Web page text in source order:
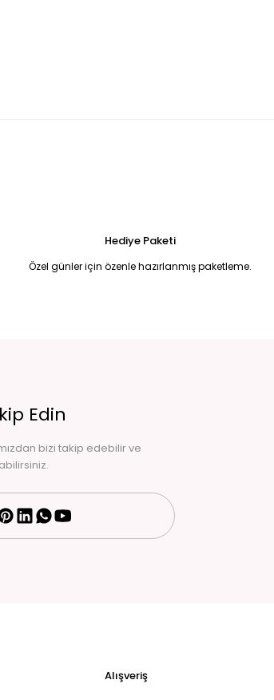
Hediye Paketi
Özel günler için özenle hazırlanmış paketleme.
Edin
bizi takip edebilir ve
Alışveriş